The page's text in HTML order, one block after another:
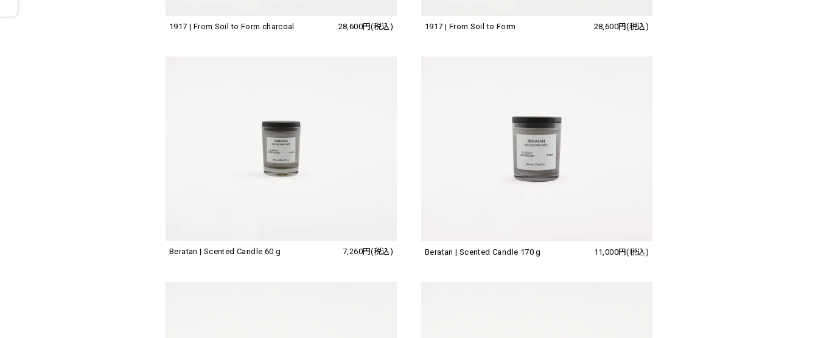
1917 | From Soil to Form charcoal 28,600円(税込) 1917 | From Soil to Form 28,600円(税込)
Beratan | Scented Candle 60 g 7,260円(税込) Beratan | Scented Candle 170 g 11,000円(税込)